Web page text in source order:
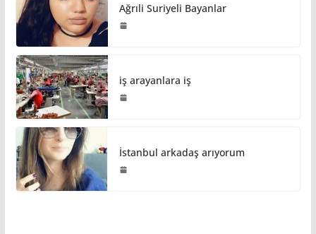
Ağrıli Suriyeli Bayanlar
iş arayanlara iş
İstanbul arkadaş arıyorum